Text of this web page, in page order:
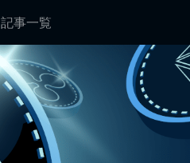
記事一覧